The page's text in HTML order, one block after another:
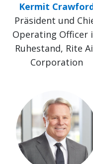
Kermit
Präsident und
Operating Officer
Ruhestand, Rite
Corporation